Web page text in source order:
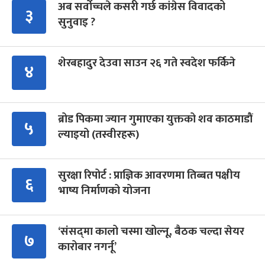
३
अब सर्वोच्चले कसरी गर्छ कांग्रेस विवादको
सुनुवाइ ?
४ शेरबहादुर देउवा साउन २६ गते स्वदेश फर्किने
५
ब्रोड पिकमा ज्यान गुमाएका युक्तको शव काठमाडौं
ल्याइयो (तस्वीरहरू)
६
सुरक्षा रिपोर्ट : प्राज्ञिक आवरणमा तिब्बत पक्षीय
भाष्य निर्माणको योजना
७
‘संसद्‍मा कालो चस्मा खोल्नू, बैठक चल्दा सेयर
कारोबार नगर्नू’